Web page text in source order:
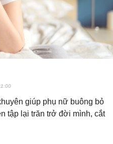
giúp phụ nữ buông bỏ
tập lại trăn trở đời mình, cắt